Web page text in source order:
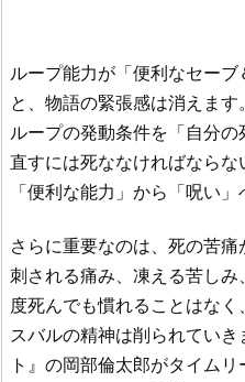
ループ能力が「便利なセー
と、物語の緊張感は消えます
ループの発動条件を「自分
直すには死ななければなら
「便利な能力」から「呪い」
さらに重要なのは、死の苦痛
刺される痛み、凍える苦し
度死んでも慣れることはな
スバルの精神は削られてい
ト』の岡部倫太郎がタイム